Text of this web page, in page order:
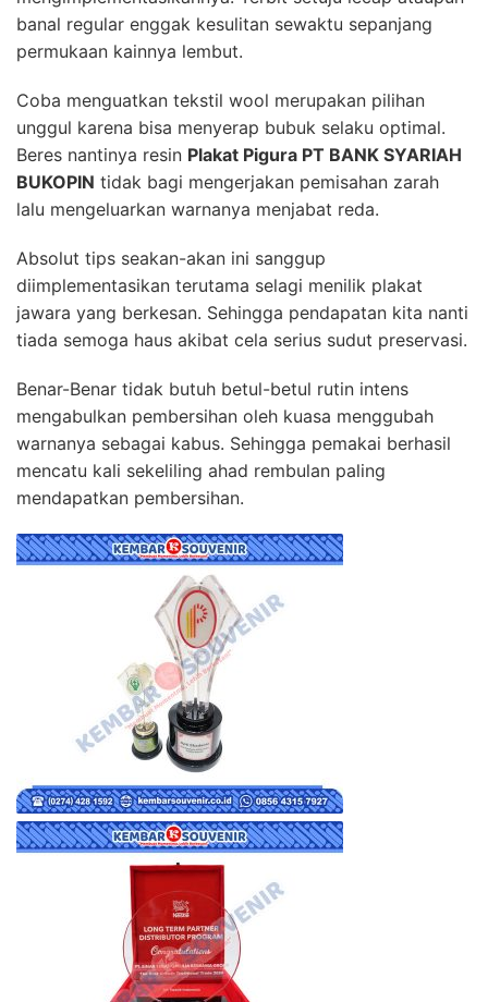
banal regular enggak kesulitan sewaktu sepanjang
permukaan kainnya lembut.
Coba menguatkan tekstil wool merupakan pilihan
unggul karena bisa menyerap bubuk selaku optimal.
Beres nantinya resin Plakat Pigura PT BANK SYARIAH
BUKOPIN tidak bagi mengerjakan pemisahan zarah
lalu mengeluarkan warnanya menjabat reda.
Absolut tips seakan-akan ini sanggup
diimplementasikan terutama selagi menilik plakat
jawara yang berkesan. Sehingga pendapatan kita nanti
tiada semoga haus akibat cela serius sudut preservasi.
Benar-Benar tidak butuh betul-betul rutin intens
mengabulkan pembersihan oleh kuasa menggubah
warnanya sebagai kabus. Sehingga pemakai berhasil
mencatu kali sekeliling ahad rembulan paling
mendapatkan pembersihan.